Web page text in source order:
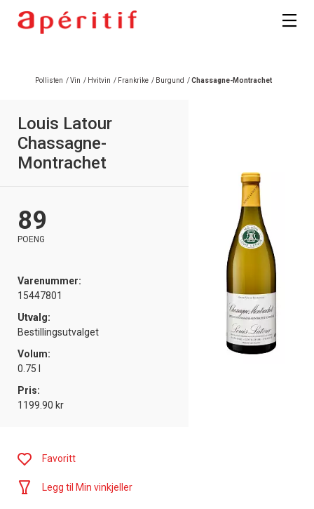
Pollisten /Vin / Hvitvin / Frankrike / Burgund /Chassagne-Montrachet
Louis Latour
Chassagne-
Montrachet
89
POENG
Varenummer:
15447801
Utvalg:
Bestillingsutvalget
Volum:
0.75 l
Pris:
1199.90 kr
Favoritt
Legg til Min vinkjeller